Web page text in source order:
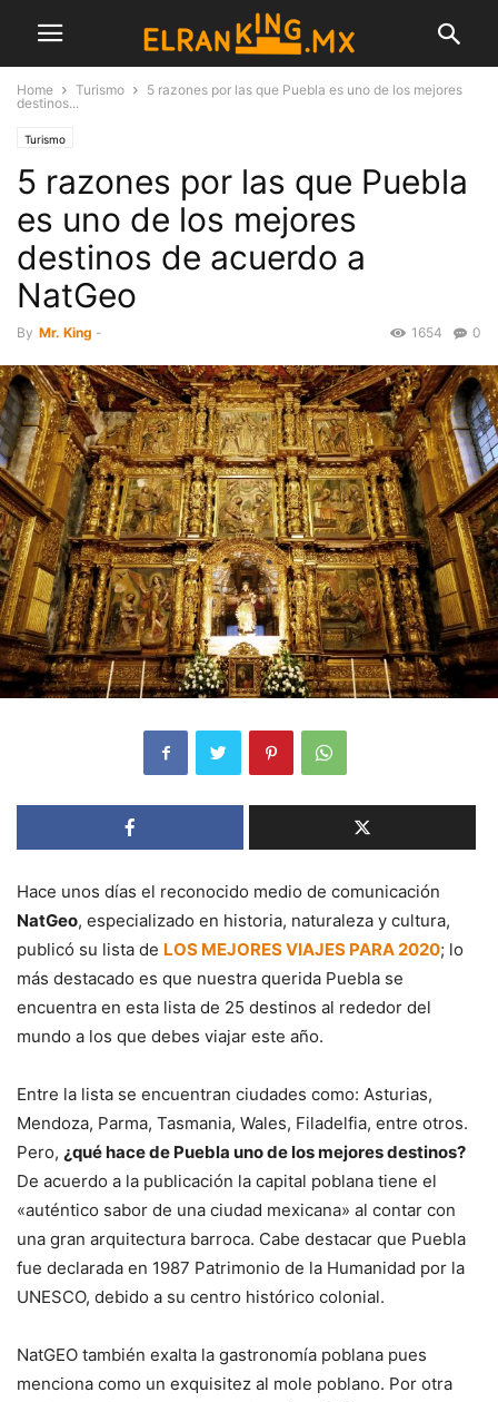
Home Turismo
5 razones por las que Puebla es uno de los mejores
destinos...
Turismo
5 razones por las que Puebla
es uno de los mejores
destinos de acuerdo a
NatGeo
By Mr. King - 0
1654
Hace unos días el reconocido medio de comunicación
NatGeo, especializado en historia, naturaleza y cultura,
publicó su lista de LOS MEJORES VIAJES PARA 2020; lo
más destacado es que nuestra querida Puebla se
encuentra en esta lista de 25 destinos al rededor del
mundo a los que debes viajar este año.
Entre la lista se encuentran ciudades como: Asturias,
Mendoza, Parma, Tasmania, Wales, Filadelfia, entre otros.
Pero, ¿qué hace de Puebla uno de los mejores destinos?
De acuerdo a la publicación la capital poblana tiene el
«auténtico sabor de una ciudad mexicana» al contar con
una gran arquitectura barroca. Cabe destacar que Puebla
fue declarada en 1987 Patrimonio de la Humanidad por la
UNESCO, debido a su centro histórico colonial.
NatGEO también exalta la gastronomía poblana pues
menciona como un exquisitez al mole poblano. Por otra